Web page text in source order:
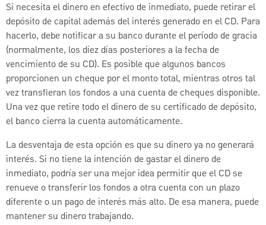
Si necesita el dinero en efectivo de inmediato, puede retirar el
depósito de capital además del interés generado en el CD. Para
hacerlo, debe notificar a su banco durante el período de gracia
(normalmente, los diez días posteriores a la fecha de
vencimiento de su CD). Es posible que algunos bancos
proporcionen un cheque por el monto total, mientras otros tal
vez transfieran los fondos a una cuenta de cheques disponible.
Una vez que retire todo el dinero de su certificado de depósito,
el banco cierra la cuenta automáticamente.
La desventaja de esta opción es que su dinero ya no generará
interés. Si no tiene la intención de gastar el dinero de
inmediato, podría ser una mejor idea permitir que el CD se
renueve o transferir los fondos a otra cuenta con un plazo
diferente o un pago de interés más alto. De esa manera, puede
mantener su dinero trabajando.